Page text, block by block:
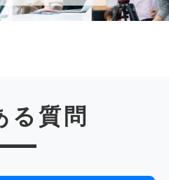
る質問